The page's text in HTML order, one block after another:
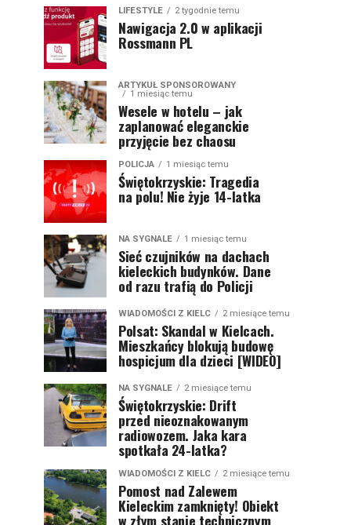
LIFESTYLE 2 tygodnie temu
Nawigacja 2.0 w aplikacji
Rossmann PL
ARTYKUŁ SPONSOROWANY
1 miesiąc temu
Wesele w hotelu – jak
zaplanować eleganckie
przyjęcie bez chaosu
POLICJA 1 miesiąc temu
Świętokrzyskie: Tragedia
na polu! Nie żyje 14-latka
NA SYGNALE 1 miesiąc temu
Sieć czujników na dachach
kieleckich budynków. Dane
od razu trafią do Policji
WIADOMOŚCI Z KIELC 2 miesiące temu
Polsat: Skandal w Kielcach.
Mieszkańcy blokują budowę
hospicjum dla dzieci [WIDEO]
NA SYGNALE 2 miesiące temu
Świętokrzyskie: Drift
przed nieoznakowanym
radiowozem. Jaka kara
spotkała 24-latka?
WIADOMOŚCI Z KIELC 2 miesiące temu
Pomost nad Zalewem
Kieleckim zamknięty! Obiekt
w złym stanie technicznym